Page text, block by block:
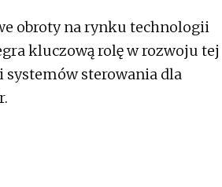
obroty na rynku technologii
kluczową rolę w rozwoju tej
sterowania dla